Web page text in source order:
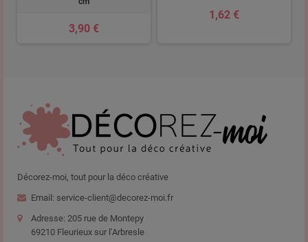
3,90 €
1,62 €
Décorez-moi, tout pour la déco créative
Email: service-client@decorez-moi.fr
Adresse: 205 rue de Montepy
69210 Fleurieux sur l’Arbresle